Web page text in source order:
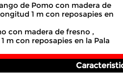
de Pomo con madera de
1 m con reposapies en
con madera de fresno ,
m con reposapies en la Pala